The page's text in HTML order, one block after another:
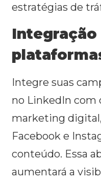
estratégias de
Integre suas
no LinkedIn com
marketing
Facebook e
conteúdo. Essa
aumentará a